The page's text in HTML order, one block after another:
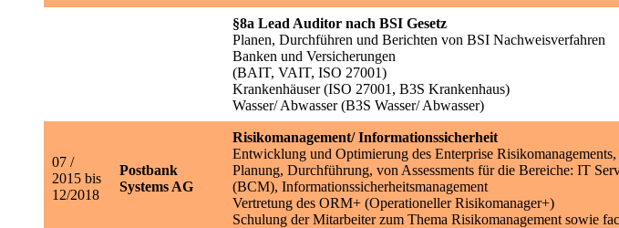
§8a Lead Auditor nach BSI Gesetz
Planen, Durchführen und Berichten von BSI Nachweisverfahren
Banken und Versicherungen
(BAIT, VAIT, ISO 27001)
Krankenhäuser (ISO 27001, B3S Krankenhaus)
Wasser/ Abwasser (B3S Wasser/ Abwasser)
07 /
2015 bis
12/2018
Postbank
Systems AG
Risikomanagement/ Informationssicherheit
Entwicklung und Optimierung des Enterprise
Planung, Durchführung, von Assessments für die Bereiche: IT
(BCM), Informationssicherheitsmanagement
Vertretung des ORM+ (Operationeller Risikomanager+)
Schulung der Mitarbeiter zum Thema Risikomanagement sowie